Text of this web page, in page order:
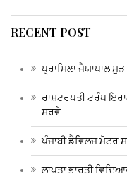
RECENT POST
ਪ੍ਰਾਮਿਲਾ ਜੈਯਾਪਾਲ
ਰਾਸ਼ਟਰਪਤੀ ਟਰੰਪ
ਸਰਵੇ
ਪੰਜਾਬੀ ਡੈਵਿਲਜ ਮੋਟਰ
ਲਾਪਤਾ ਭਾਰਤੀ